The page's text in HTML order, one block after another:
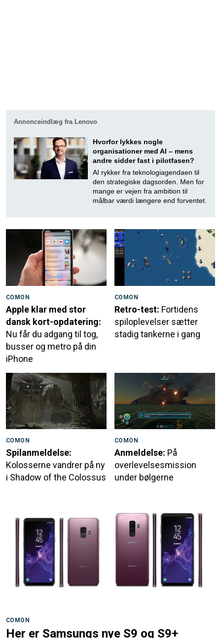
Annonceindlæg fra Lenovo
Hvorfor lykkes nogle
organisationer med AI – mens
andre sidder fast i pilotfasen?
AI rykker fra teknologiagendaen til
den strategiske dagsorden. Men for
mange er vejen fra ambition til
målbar værdi længere end forventet.
COMON
Apple klar med stor
dansk kort-opdatering:
Nu får du adgang til tog,
busser og metro på din
iPhone
COMON
Retro-test: Fortidens
spiloplevelser sætter
stadig tankerne i gang
COMON
Spilanmeldelse:
Kolosserne vandrer på ny
i Shadow of the Colossus
COMON
Anmeldelse: På
overlevelsesmission
under bølgerne
COMON
Her er Samsungs nye S9 og S9+